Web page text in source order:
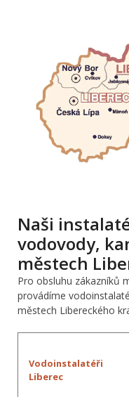
Naši
vodovody,
městech
Pro obsluhu zákazníků
provádíme
městech Libereckého
Vodoinstalatéři
Liberec